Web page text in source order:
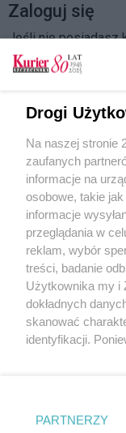
Zaloguj się
Jeśli nie posiadasz
Zapamiętać?
Zaloguj
Zapomniałem hasła
Copyright
Drogi
Na naszej stronie
zaufanych
informacje na
osobowe, takie
informacje
przeglądania w
reklam, wybór
treści, badanie
Użytkownika my i
dokładnych
skanować
identyfikacji.
prywatności
. Niektóre
PARTNERZY